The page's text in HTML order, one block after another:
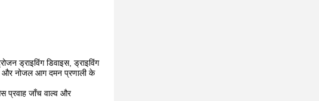
ड्राइविंग डिवाइस, ड्राइविंग
और नोजल आग दमन प्रणाली के
प्रवाह जाँच वाल्व और